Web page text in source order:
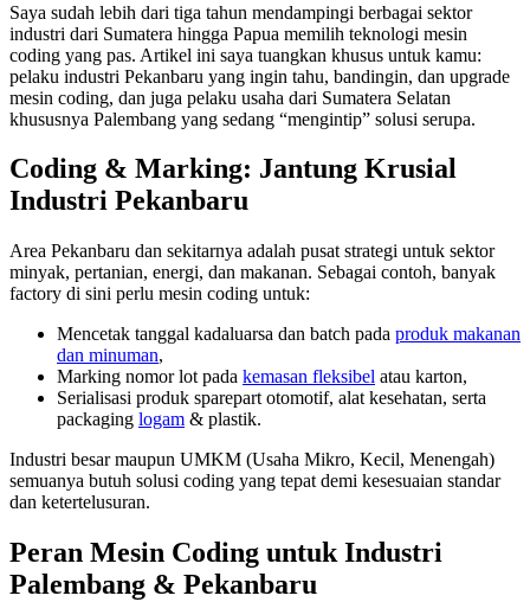
Saya sudah lebih dari tiga tahun mendampingi berbagai sektor
industri dari Sumatera hingga Papua memilih teknologi mesin
coding yang pas. Artikel ini saya tuangkan khusus untuk kamu:
pelaku industri Pekanbaru yang ingin tahu, bandingin, dan upgrade
mesin coding, dan juga pelaku usaha dari Sumatera Selatan
khususnya Palembang yang sedang “mengintip” solusi serupa.
Coding & Marking: Jantung Krusial
Industri Pekanbaru
Area Pekanbaru dan sekitarnya adalah pusat strategi untuk sektor
minyak, pertanian, energi, dan makanan. Sebagai contoh, banyak
factory di sini perlu mesin coding untuk:
Mencetak tanggal kadaluarsa dan batch pada produk makanan
dan minuman,
Marking nomor lot pada kemasan fleksibel atau karton,
Serialisasi produk sparepart otomotif, alat kesehatan, serta
packaging logam & plastik.
Industri besar maupun UMKM (Usaha Mikro, Kecil, Menengah)
semuanya butuh solusi coding yang tepat demi kesesuaian standar
dan ketertelusuran.
Peran Mesin Coding untuk Industri
Palembang & Pekanbaru